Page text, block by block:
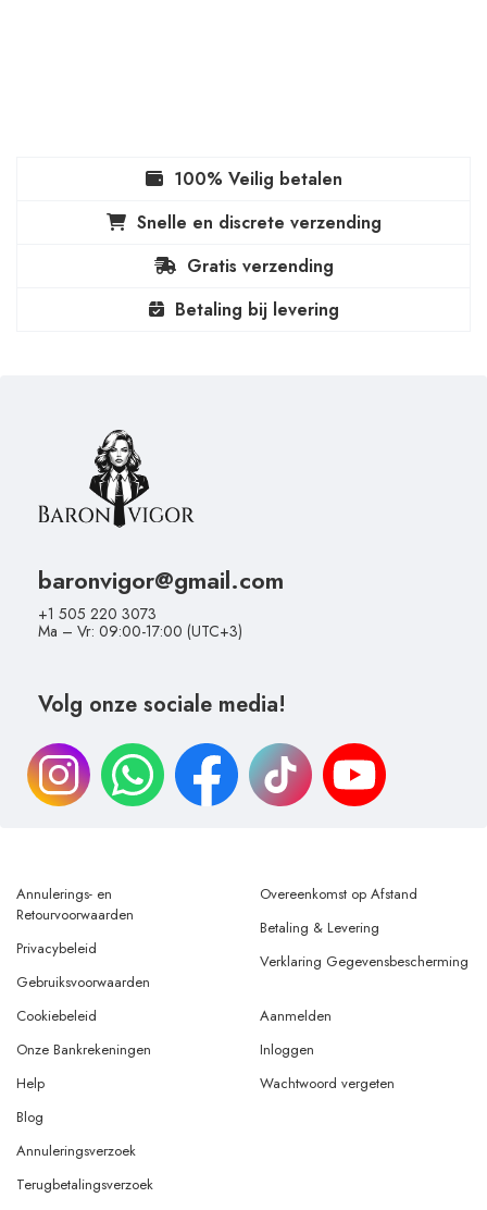
100% Veilig betalen
Snelle en discrete verzending
Gratis verzending
Betaling bij levering
baronvigor@gmail.com
+1 505 220 3073
Ma – Vr: 09:00-17:00 (UTC+3)
Volg onze sociale media!
Annulerings- en
Retourvoorwaarden
Privacybeleid
Gebruiksvoorwaarden
Overeenkomst op Afstand
Betaling & Levering
Verklaring Gegevensbescherming
Cookiebeleid
Onze Bankrekeningen
Help
Aanmelden
Inloggen
Wachtwoord vergeten
Blog
Annuleringsverzoek
Terugbetalingsverzoek